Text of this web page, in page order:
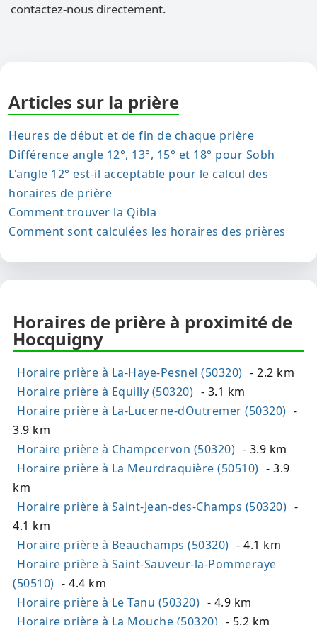
contactez-nous directement.
Articles sur la prière
Heures de début et de fin de chaque prière
Différence angle 12°, 13°, 15° et 18° pour Sobh
L'angle 12° est-il acceptable pour le calcul des
horaires de prière
Comment trouver la Qibla
Comment sont calculées les horaires des prières
Horaires de prière à proximité de
Hocquigny
Horaire prière à La-Haye-Pesnel (50320) - 2.2 km
Horaire prière à Equilly (50320) - 3.1 km
Horaire prière à La-Lucerne-dOutremer (50320) -
3.9 km
Horaire prière à Champcervon (50320) - 3.9 km
Horaire prière à La Meurdraquière (50510) - 3.9
km
Horaire prière à Saint-Jean-des-Champs (50320) -
4.1 km
Horaire prière à Beauchamps (50320) - 4.1 km
Horaire prière à Saint-Sauveur-la-Pommeraye
(50510) - 4.4 km
Horaire prière à Le Tanu (50320) - 4.9 km
Horaire prière à La Mouche (50320) - 5.2 km